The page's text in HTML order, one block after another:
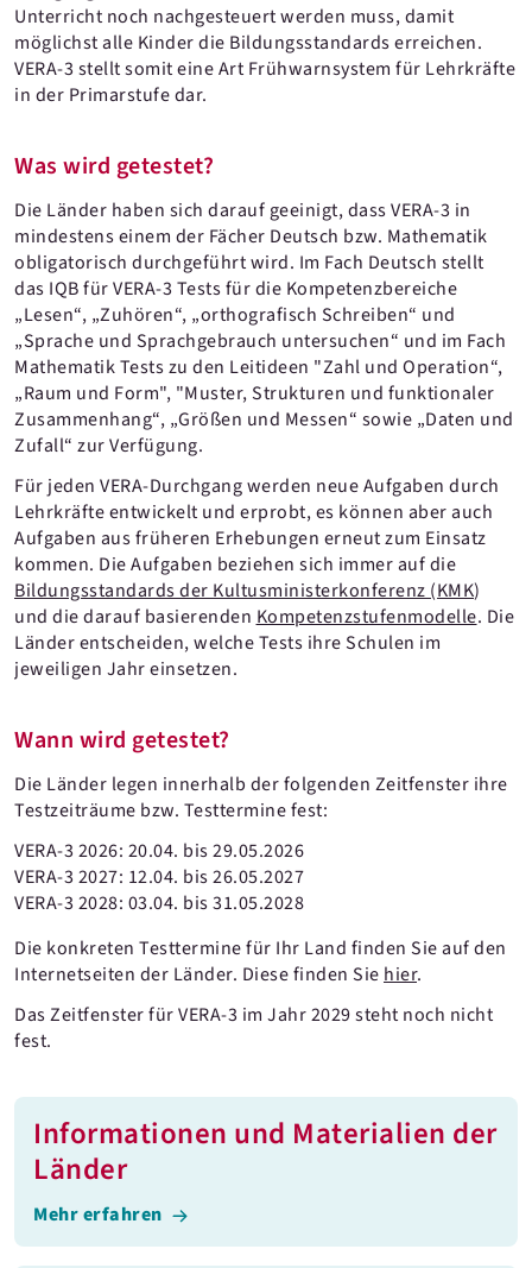
Unterricht noch nachgesteuert werden muss, damit
möglichst alle Kinder die Bildungsstandards erreichen.
VERA-3 stellt somit eine Art Frühwarnsystem für Lehrkräfte
in der Primarstufe dar.
Was wird getestet?
Die Länder haben sich darauf geeinigt, dass VERA-3 in
mindestens einem der Fächer Deutsch bzw. Mathematik
obligatorisch durchgeführt wird. Im Fach Deutsch stellt
das IQB für VERA-3 Tests für die Kompetenzbereiche
„Lesen“, „Zuhören“, „orthografisch Schreiben“ und
„Sprache und Sprachgebrauch untersuchen“ und im Fach
Mathematik Tests zu den Leitideen "Zahl und Operation“,
„Raum und Form", "Muster, Strukturen und funktionaler
Zusammenhang“, „Größen und Messen“ sowie „Daten und
Zufall“ zur Verfügung.
Für jeden VERA-Durchgang werden neue Aufgaben durch
Lehrkräfte entwickelt und erprobt, es können aber auch
Aufgaben aus früheren Erhebungen erneut zum Einsatz
kommen. Die Aufgaben beziehen sich immer auf die
Bildungsstandards der Kultusministerkonferenz (KMK)
und die darauf basierenden Kompetenzstufenmodelle. Die
Länder entscheiden, welche Tests ihre Schulen im
jeweiligen Jahr einsetzen.
Wann wird getestet?
Die Länder legen innerhalb der folgenden Zeitfenster ihre
Testzeiträume bzw. Testtermine fest:
VERA-3 2026: 20.04. bis 29.05.2026
VERA-3 2027: 12.04. bis 26.05.2027
VERA-3 2028: 03.04. bis 31.05.2028
Die konkreten Testtermine für Ihr Land finden Sie auf den
Internetseiten der Länder. Diese finden Sie hier.
Das Zeitfenster für VERA-3 im Jahr 2029 steht noch nicht
fest.
Informationen und Materialien der
Länder
Mehr erfahren